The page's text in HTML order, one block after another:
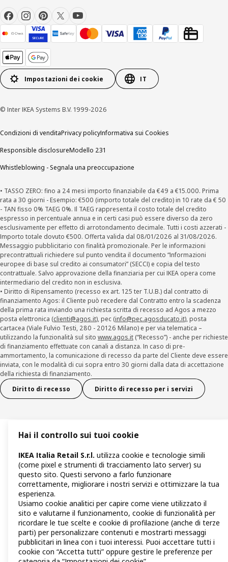
Impostazioni dei cookie IT
© Inter IKEA Systems B.V. 1999-2026
Condizioni di venditaPrivacy policyInformativa sui Cookies
Responsible disclosureModello 231
Whistleblowing - Segnala una preoccupazione
• TASSO ZERO: fino a 24 mesi importo finanziabile da €49 a €15.000. Prima
rata a 30 giorni - Esempio: €500 (importo totale del credito) in 10 rate da € 50
- TAN fisso 0% TAEG 0%. Il TAEG rappresenta il costo totale del credito
espresso in percentuale annua e in certi casi può essere diverso da zero
esclusivamente per effetto di arrotondamento decimale. Tutti i costi azzerati -
Importo totale dovuto €500. Offerta valida dal 08/01/2026 al 31/08/2026.
Messaggio pubblicitario con finalità promozionale. Per le informazioni
precontrattuali richiedere sul punto vendita il documento “Informazioni
europee di base sul credito ai consumatori” (SECCI) e copia del testo
contrattuale. Salvo approvazione della finanziaria per cui IKEA opera come
intermediario del credito non in esclusiva.
• Diritto di Ripensamento (recesso ex art. 125 ter T.U.B.) dal contratto di
finanziamento Agos: il Cliente può recedere dal Contratto entro la scadenza
della prima rata inviando una richiesta scritta di recesso ad Agos a mezzo
posta elettronica (clienti@agos.it), pec (info@pec.agosducato.it), posta
cartacea (Viale Fulvio Testi, 280 - 20126 Milano) e per via telematica –
utilizzando la funzionalità sul sito www.agos.it (“Recesso”) - anche per richieste
di finanziamento effettuate con canali a distanza. In caso di pre-
ammortamento, la comunicazione di recesso da parte del Cliente deve essere
inviata, con le modalità di cui sopra entro 30 giorni dalla data di accettazione
della richiesta di finanziamento.
Diritto di recesso
Diritto di recesso per i servizi
Hai il controllo sui tuoi cookie
IKEA Italia Retail S.r.l. utilizza cookie e tecnologie simili
(come pixel e strumenti di tracciamento lato server) su
questo sito. Questi servono a farlo funzionare
correttamente, migliorare i nostri servizi e ottimizzare la tua
esperienza.
Usiamo cookie analitici per capire come viene utilizzato il
sito e valutarne il funzionamento, cookie di funzionalità per
ricordare le tue scelte e cookie di profilazione (anche di terze
parti) per personalizzare contenuti e mostrarti messaggi
pubblicitari in linea con i tuoi interessi. Puoi accettare tutti i
cookie con “Accetta tutti” oppure gestire le preferenze per